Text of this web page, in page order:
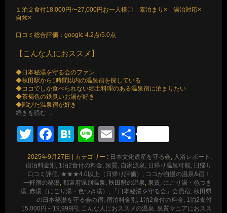
１泊２食付18,000円〜27,000円お一人様〇 素泊まり× 湯治対応×
自炊×
口コミ総合評価：google 4.2点/5.0点
【こんな人におススメ】
◆日本秘湯を守る会のファン
◆秋田駅から1時間以内の温泉宿を探している
◆ココでしか食べられない郷土料理のある温泉宿に泊まりたい
◆茶褐色の鉄臭いお湯が好き
◆鄙びた温泉宿が好き
続きを読む →
TwitterFacebook
Hatena
LineEmail
共
有
2025年9月27日 カテゴリー : 日本文化遺産を守る会, 入浴レポート ,
宿泊料金別, 1泊2食付の料金, 泉質, 自家源泉, 日帰り温泉可能, 日帰り
口コミ評価, ★★★4.0以上（日帰り評価） , ココが自慢の温泉&宿！,
一軒宿の秘湯, 都道府県別温泉, 秋田県の温泉, 泉質, にごり湯・色つき
湯, 赤湯（にごり湯・色つき湯） ,
「日本秘湯を守る会」会員宿, 秋田県
の日本秘湯を守る会の宿, 宿泊料金別, 1泊2食付の料金, 1泊2食付
15,000円～19,999円 , こんな人におススメの温泉, 泉質マニアにおスス